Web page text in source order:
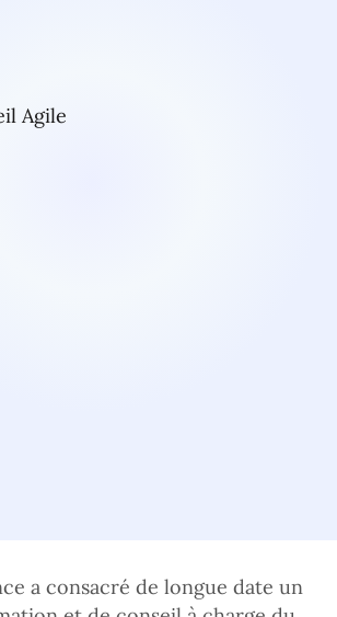
a consacré de longue date un